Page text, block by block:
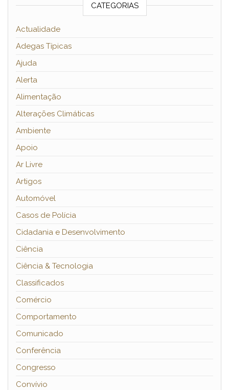
CATEGORIAS
Actualidade
Adegas Típicas
Ajuda
Alerta
Alimentação
Alterações Climáticas
Ambiente
Apoio
Ar Livre
Artigos
Automóvel
Casos de Polícia
Cidadania e Desenvolvimento
Ciência
Ciência & Tecnologia
Classificados
Comércio
Comportamento
Comunicado
Conferência
Congresso
Convívio